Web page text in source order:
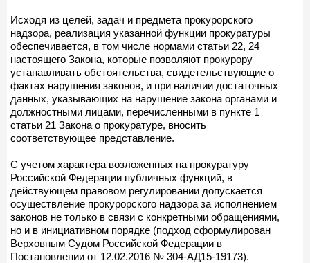
Исходя из целей, задач и предмета прокурорского
надзора, реализация указанной функции прокуратуры
обеспечивается, в том числе нормами статьи 22, 24
настоящего Закона, которые позволяют прокурору
устанавливать обстоятельства, свидетельствующие о
фактах нарушения законов, и при наличии достаточных
данных, указывающих на нарушение закона органами и
должностными лицами, перечисленными в пункте 1
статьи 21 Закона о прокуратуре, вносить
соответствующее представление.
С учетом характера возложенных на прокуратуру
Российской Федерации публичных функций, в
действующем правовом регулировании допускается
осуществление прокурорского надзора за исполнением
законов не только в связи с конкретными обращениями,
но и в инициативном порядке (подход сформулирован
Верховным Судом Российской Федерации в
Постановлении от 12.02.2016 № 304-АД15-19173).